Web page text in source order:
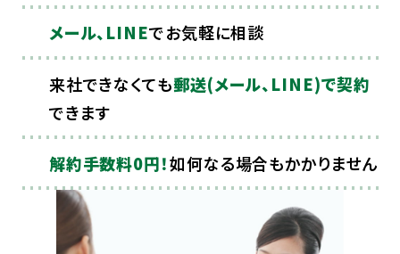
メール、LINEでお気軽に相談
来社できなくても郵送(メール、LINE)で契約
できます
解約手数料0円！如何なる場合もかかりません